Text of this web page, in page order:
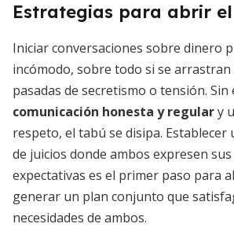
Estrategias para abrir
Iniciar conversaciones sobre dinero
incómodo, sobre todo si se arrastran
pasadas de secretismo o tensión.
comunicación honesta y regulary
respeto, el tabú se disipa. Establecer
de juicios donde ambos expresen
expectativas es el primer paso para
generar un plan conjunto que
necesidades de ambos.